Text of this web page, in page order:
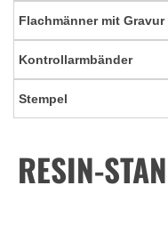
Flachmänner mit Gravur
Kontrollarmbänder
Stempel
RESIN-